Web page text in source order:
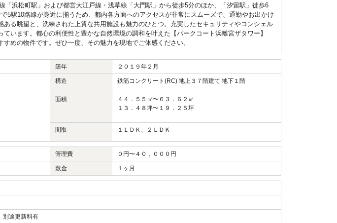
浜松町駅」および都営大江戸線・浅草線「大門駅」から徒歩5分のほか、「汐留駅」徒歩6
5駅10路線が身近に揃うため、都内各方面へのアクセスが非常にスムーズで、通勤やお出かけ
る眺望と、洗練された上質な共用施設も魅力のひとつ。充実したセキュリティやコンシェル
います。都心の利便性と豊かな自然環境の調和を叶えた【パークコート浜離宮ザタワー】
めの物件です。ぜひ一度、その魅力を現地でご体感ください。
築年 ２０１９年２月
構造 鉄筋コンクリート(RC) 地上３７階建て 地下１階
面積
４４．５５㎡〜６３．６２㎡
１３．４８坪〜１９．２５坪
間取 １ＬＤＫ、２ＬＤＫ
管理費 ０円〜４０，０００円
敷金 １ヶ月
別途更新料有